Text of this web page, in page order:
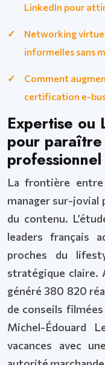
LinkedIn pour
Networking
informelles sans
Comment
certification e-
Expertise ou
pour paraître
La frontière
manager sur-jovial
du contenu.
leaders français
proches du
stratégique claire.
généré 380 820
de conseils
Michel-Édouard
vacances avec